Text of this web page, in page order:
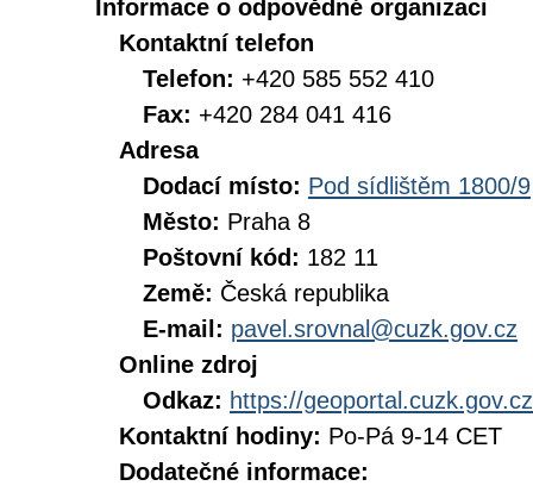
Informace o odpovědné organizaci
Kontaktní telefon
Telefon: +420 585 552 410
Fax: +420 284 041 416
Adresa
Dodací místo: Pod sídlištěm 1800/9
Město: Praha 8
Poštovní kód: 182 11
Země: Česká republika
E-mail: pavel.srovnal@cuzk.gov.cz
Online zdroj
Odkaz: https://geoportal.cuzk.gov.cz
Kontaktní hodiny: Po-Pá 9-14 CET
Dodatečné informace: